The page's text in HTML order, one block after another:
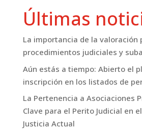
Últimas
La importancia de la valoración
procedimientos judiciales y
Aún estás a tiempo: Abierto el
inscripción en los listados de
La Pertenencia a Asociaciones
Clave para el Perito Judicial en
Justicia Actual